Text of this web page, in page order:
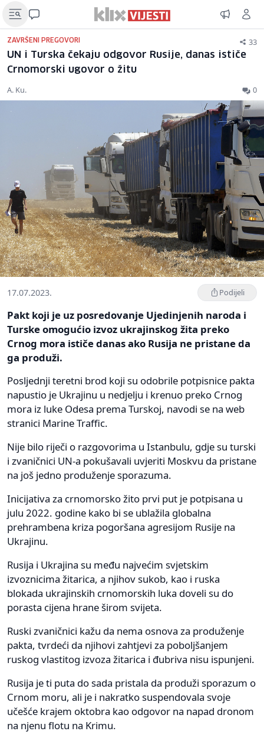
ZAVRŠENI PREGOVORI 33
UN i Turska čekaju odgovor Rusije, danas ističe
Crnomorski ugovor o žitu
A. Ku. 0
17.07.2023. Podijeli
Pakt koji je uz posredovanje Ujedinjenih naroda i
Turske omogućio izvoz ukrajinskog žita preko
Crnog mora ističe danas ako Rusija ne pristane da
ga produži.
Posljednji teretni brod koji su odobrile potpisnice pakta
napustio je Ukrajinu u nedjelju i krenuo preko Crnog
mora iz luke Odesa prema Turskoj, navodi se na web
stranici Marine Traffic.
Nije bilo riječi o razgovorima u Istanbulu, gdje su turski
i zvaničnici UN-a pokušavali uvjeriti Moskvu da pristane
na još jedno produženje sporazuma.
Inicijativa za crnomorsko žito prvi put je potpisana u
julu 2022. godine kako bi se ublažila globalna
prehrambena kriza pogoršana agresijom Rusije na
Ukrajinu.
Rusija i Ukrajina su među najvećim svjetskim
izvoznicima žitarica, a njihov sukob, kao i ruska
blokada ukrajinskih crnomorskih luka doveli su do
porasta cijena hrane širom svijeta.
Ruski zvaničnici kažu da nema osnova za produženje
pakta, tvrdeći da njihovi zahtjevi za poboljšanjem
ruskog vlastitog izvoza žitarica i đubriva nisu ispunjeni.
Rusija je ti puta do sada pristala da produži sporazum o
Crnom moru, ali je i nakratko suspendovala svoje
učešće krajem oktobra kao odgovor na napad dronom
na njenu flotu na Krimu.